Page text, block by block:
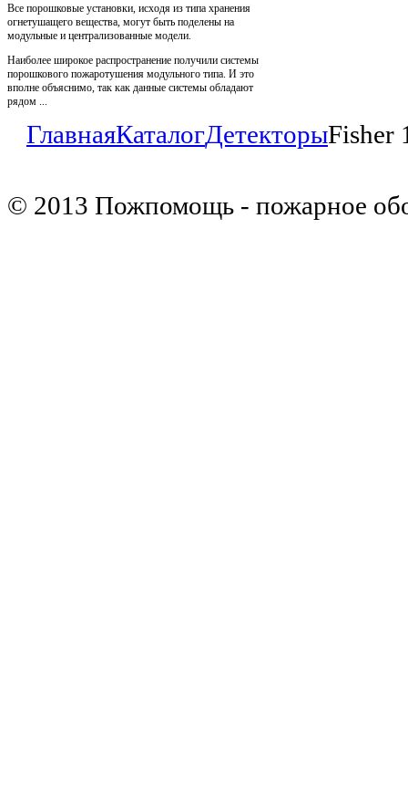
Все порошковые установки, исходя из типа хранения
огнетушащего вещества, могут быть поделены на
модульные и централизованные модели.
Наиболее широкое распространение получили системы
порошкового пожаротушения модульного типа. И это
вполне объяснимо, так как данные системы обладают
рядом ...
ГлавнаяКаталогДетекторыFisher
© 2013 Пожпомощь - пожарное